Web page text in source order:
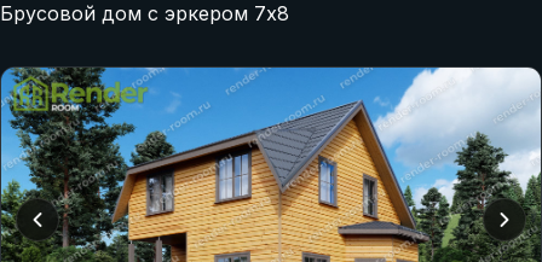
Брусовой дом с эркером 7х8